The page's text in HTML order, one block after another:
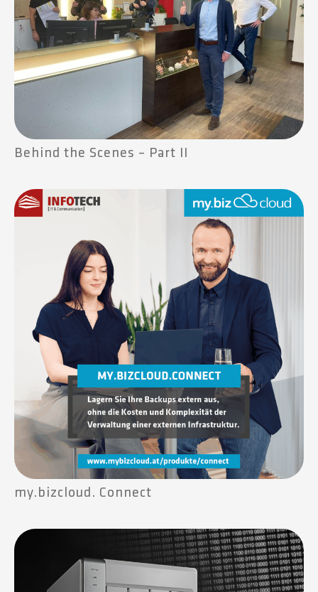
Behind the Scenes – Part II
my.bizcloud. Connect